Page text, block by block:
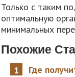
Только с таким
оптимальную
минимальных
Похожие
Где